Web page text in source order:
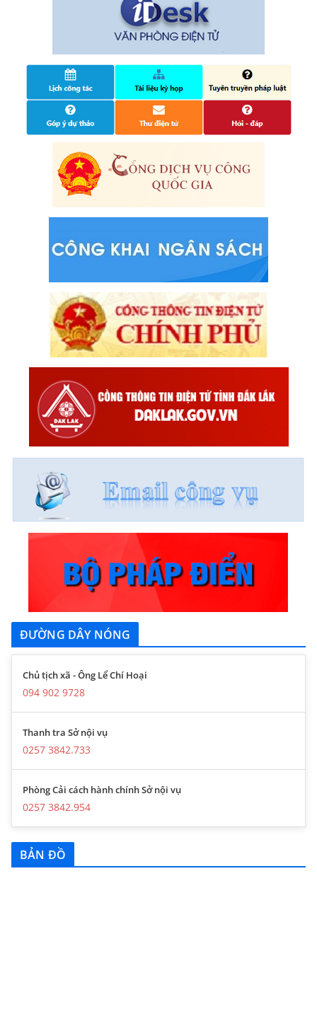
tuổi, đăng ký tạm trú
25/06/2024
ĐƯỜNG DÂY NÓNG
Chủ tịch xã - Ông Lể Chí Hoại
094 902 9728
Thanh tra Sở nội vụ
0257 3842.733
Phòng Cải cách hành chính Sở nội vụ
0257 3842.954
BẢN ĐỒ